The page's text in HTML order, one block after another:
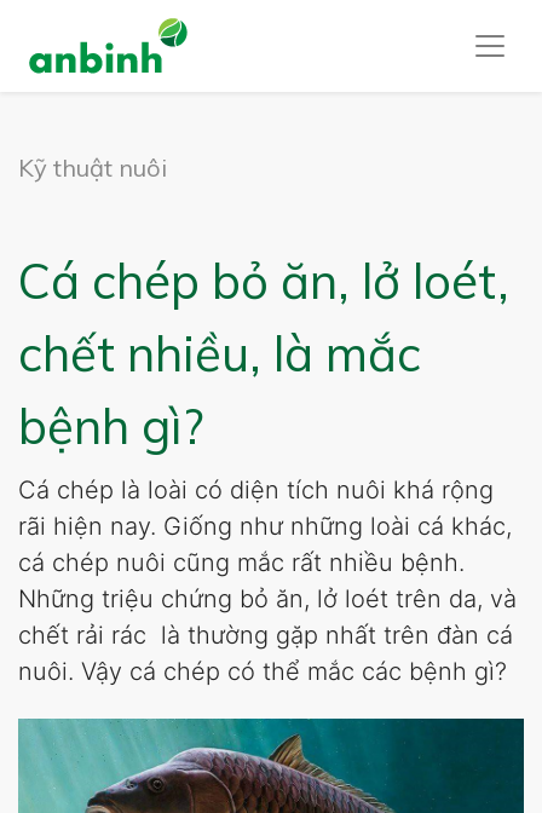
Kỹ thuật nuôi
Cá chép bỏ ăn, lở loét,
chết nhiều, là mắc
bệnh gì?
Cá chép là loài có diện tích nuôi khá rộng
rãi hiện nay. Giống như những loài cá khác,
cá chép nuôi cũng mắc rất nhiều bệnh.
Những triệu chứng bỏ ăn, lở loét trên da, và
chết rải rác là thường gặp nhất trên đàn cá
nuôi. Vậy cá chép có thể mắc các bệnh gì?